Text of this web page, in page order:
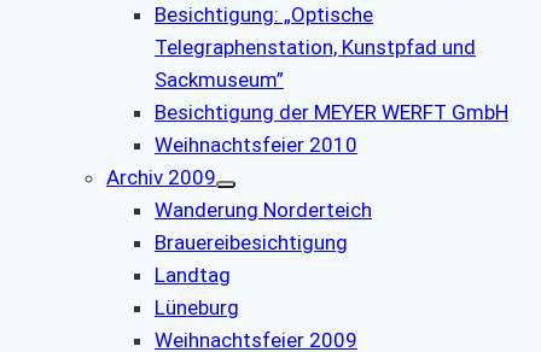
Besichtigung: „Optische
Telegraphenstation, Kunstpfad und
Sackmuseum”
Besichtigung der MEYER WERFT GmbH
Weihnachtsfeier 2010
Archiv 2009
Wanderung Norderteich
Brauereibesichtigung
Landtag
Lüneburg
Weihnachtsfeier 2009